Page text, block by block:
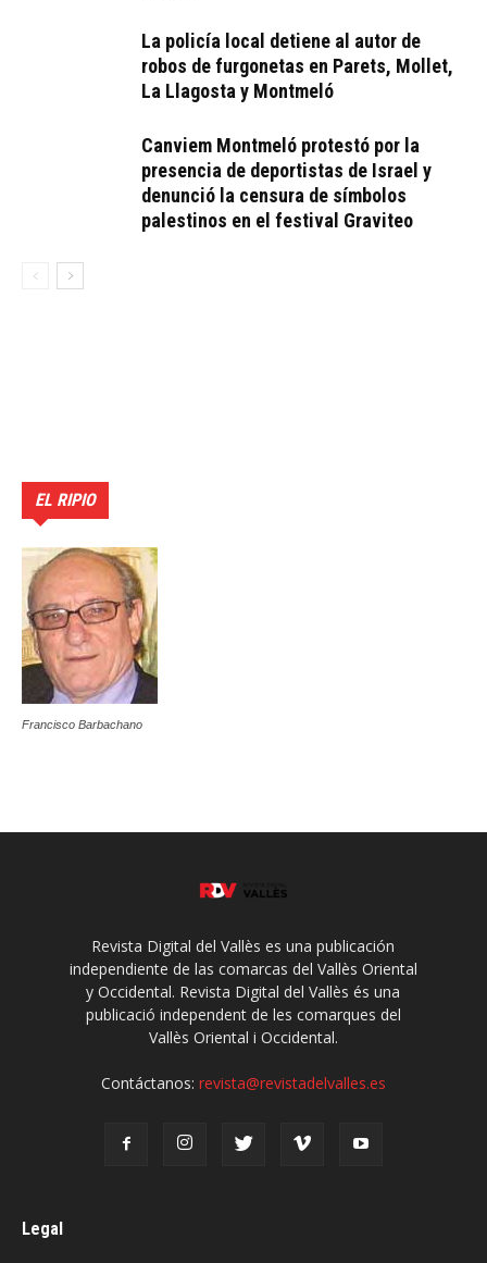
La policía local detiene al autor de
robos de furgonetas en Parets, Mollet,
La Llagosta y Montmeló
Canviem Montmeló protestó por la
presencia de deportistas de Israel y
denunció la censura de símbolos
palestinos en el festival Graviteo
EL RIPIO
Francisco Barbachano
Revista Digital del Vallès es una publicación
independiente de las comarcas del Vallès Oriental
y Occidental. Revista Digital del Vallès és una
publicació independent de les comarques del
Vallès Oriental i Occidental.
Contáctanos: revista@revistadelvalles.es
Legal